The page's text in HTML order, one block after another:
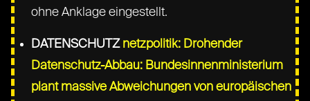
ohne Anklage eingestellt.
DATENSCHUTZ netzpolitik: Drohender
Datenschutz-Abbau: Bundesinnenministerium
plant massive Abweichungen von europäischen